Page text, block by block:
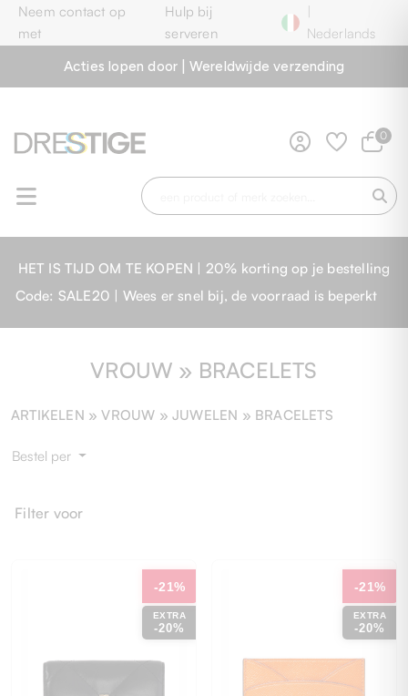
Neem contact op
met
Hulp bij
serveren
|
Nederlands
Acties lopen door | Wereldwijde verzending
0
HET IS TIJD OM TE KOPEN | 20% korting op je bestelling
Code: SALE20 | Wees er snel bij, de voorraad is beperkt
VROUW » BRACELETS
ARTIKELEN »VROUW » JUWELEN » BRACELETS
Bestel per
Filter voor
EXTRA
-20%
-21%
EXTRA
-20%
-21%